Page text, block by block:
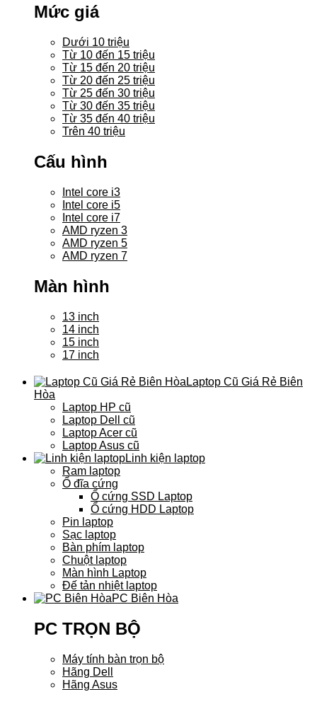
Mức giá
Dưới 10 triệu
Từ 10 đến 15 triệu
Từ 15 đến 20 triệu
Từ 20 đến 25 triệu
Từ 25 đến 30 triệu
Từ 30 đến 35 triệu
Từ 35 đến 40 triệu
Trên 40 triệu
Cấu hình
Intel core i3
Intel core i5
Intel core i7
AMD ryzen 3
AMD ryzen 5
AMD ryzen 7
Màn hình
13 inch
14 inch
15 inch
17 inch
Laptop Cũ Giá Rẻ Biên
Hòa
Laptop HP cũ
Laptop Dell cũ
Laptop Acer cũ
Laptop Asus cũ
Linh kiện laptop
Ram laptop
Ổ đĩa cứng
Ổ cứng SSD Laptop
Ổ cứng HDD Laptop
Pin laptop
Sạc laptop
Bàn phím laptop
Chuột laptop
Màn hình Laptop
Đế tản nhiệt laptop
PC Biên Hòa
PC TRỌN BỘ
Máy tính bàn trọn bộ
Hãng Dell
Hãng Asus